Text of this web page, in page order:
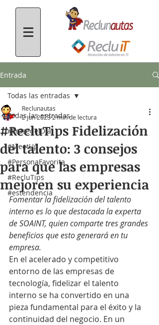
Entrada
Todas las entradas
#FrasedelDía
#MeetUp
#PersonaFavorita
#RecluTips
#estendencia
Todas las entradas
#RecluTips Fidelización
del talento: 3 consejos
para que las empresas
mejoren su experiencia
Reclunautas
2 jun 20232 min de lectura
Fomentar la fidelización del talento
interno es lo que destacada la experta
de SOAINT, quien comparte tres grandes
beneficios que esto generará en tu
empresa.
En el acelerado y competitivo
entorno de las empresas de
tecnología, fidelizar el talento
interno se ha convertido en una
pieza fundamental para el éxito y la
continuidad del negocio. En un